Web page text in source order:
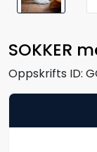
SOKKER
Oppskrifts ID: